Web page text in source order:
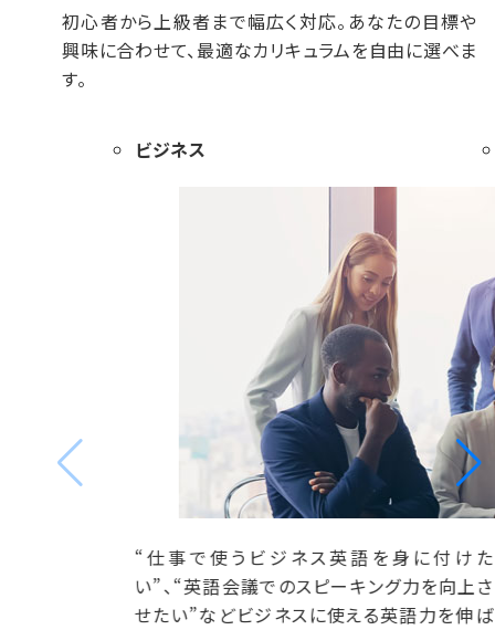
初心者から上級者まで幅広く対応。 あなたの目標や
興味に合わせて、最適なカリキュラムを自由に選べま
す。
ビジネス
“仕事で使うビジネス英語を身に付けた
い”、“英語会議でのスピーキング力を向上さ
せたい”などビジネスに使える英語力を伸ば